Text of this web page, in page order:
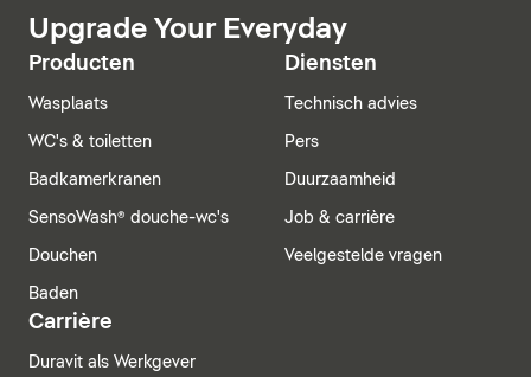
Upgrade Your Everyday
Producten
Wasplaats
WC's & toiletten
Badkamerkranen
SensoWash® douche-wc's
Douchen
Baden
Diensten
Technisch advies
Pers
Duurzaamheid
Job & carrière
Veelgestelde vragen
Carrière
Duravit als Werkgever